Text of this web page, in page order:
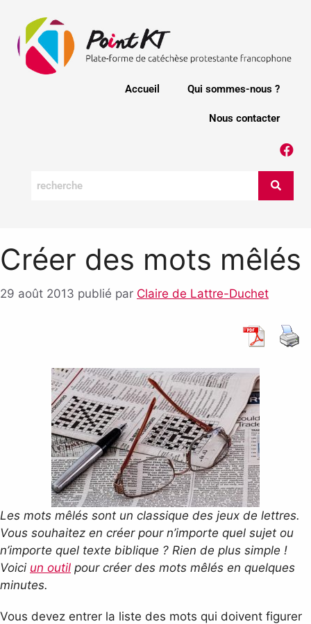
Accueil Qui sommes-nous ?
Nous contacter
Créer des mots mêlés
29 août 2013 publié par Claire de Lattre-Duchet
Les mots mêlés sont un classique des jeux de lettres.
Vous souhaitez en créer pour n’importe quel sujet ou
n’importe quel texte biblique ? Rien de plus simple !
Voici un outil pour créer des mots mêlés en quelques
minutes.
Vous devez entrer la liste des mots qui doivent figurer